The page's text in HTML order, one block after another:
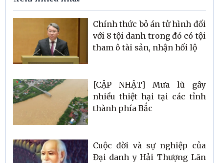
Chính thức bỏ án tử hình đối
với 8 tội danh trong đó có tội
tham ô tài sản, nhận hối lộ
[CẬP NHẬT] Mưa lũ gây
nhiều thiệt hại tại các tỉnh
thành phía Bắc
Cuộc đời và sự nghiệp của
Đại danh y Hải Thượng Lãn